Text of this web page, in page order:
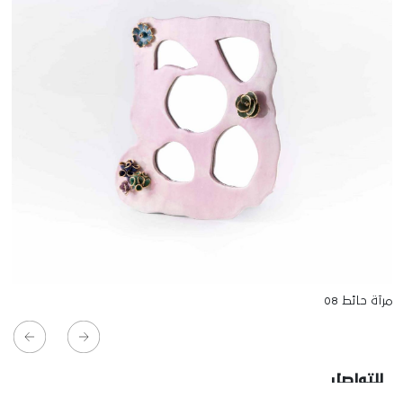
مرآة حائط 08
للتواصل